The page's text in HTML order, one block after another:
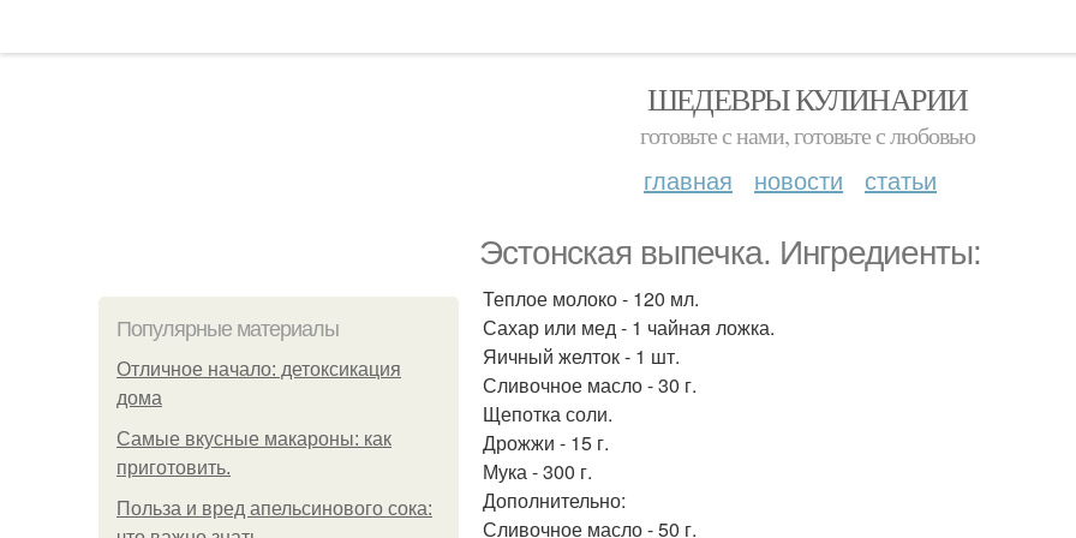
ШЕДЕВРЫ КУЛИНАРИИ
готовьте с нами, готовьте с любовью
главная новости статьи
Эстонская выпечка. Ингредиенты:
Популярные материалы
Отличное начало: детоксикация
дома
Самые вкусные макароны: как
приготовить.
Польза и вред апельсинового сока:
Теплое молоко - 120 мл.
Сахар или мед - 1 чайная ложка.
Яичный желток - 1 шт.
Сливочное масло - 30 г.
Щепотка соли.
Дрожжи - 15 г.
Мука - 300 г.
Дополнительно:
Сливочное масло - 50 г.